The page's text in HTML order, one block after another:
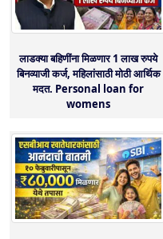
लाडक्या बहिणींना मिळणार 1 लाख रुपये
बिनव्याजी कर्ज, महिलांसाठी मोठी आर्थिक
मदत. Personal loan for
womens